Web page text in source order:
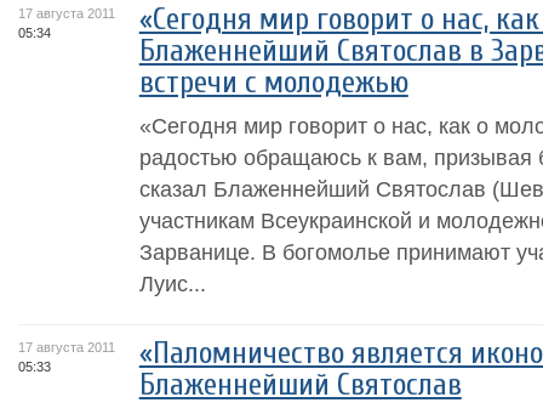
17 августа 2011
05:34
«Сегодня мир говорит о нас,
Блаженнейший Святослав в
встречи с молодежью
«Сегодня мир говорит о нас, как о
радостью обращаюсь к вам,
сказал Блаженнейший Святослав
участникам Всеукраинской и
Зарванице. В богомолье принимают
Луис...
17 августа 2011
05:33
«Паломничество является
Блаженнейший Святослав